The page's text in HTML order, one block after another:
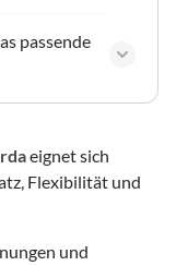
passende
eignet sich
Flexibilität und
und